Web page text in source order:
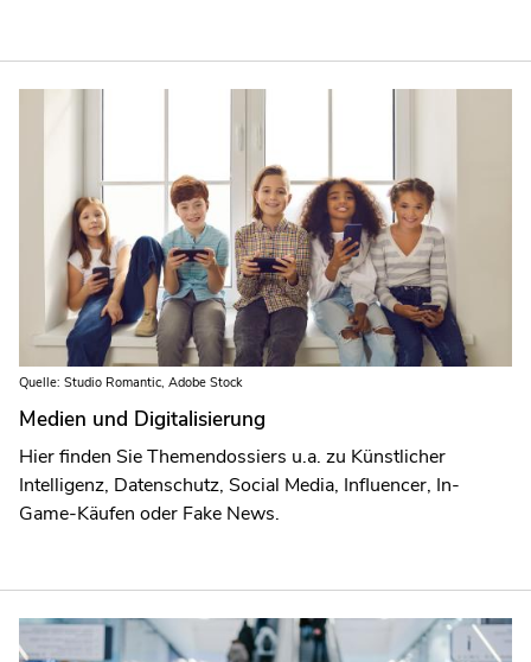
Quelle: Studio Romantic, Adobe Stock
Medien und Digitalisierung
Hier finden Sie Themendossiers u.a. zu Künstlicher
Intelligenz, Datenschutz, Social Media, Influencer, In-
Game-Käufen oder Fake News.